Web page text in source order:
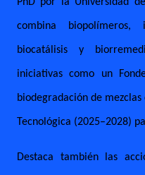
combina biopolímeros,
biocatálisis y
iniciativas como un
biodegradación de
Tecnológica (2025–2028)
Destaca también las